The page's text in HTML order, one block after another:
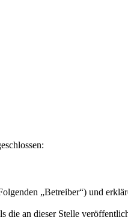
„Betreiber“) und
die an dieser Stelle